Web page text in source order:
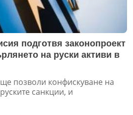
подготвя законопроект
на руски активи в
позволи конфискуване на
санкции, и